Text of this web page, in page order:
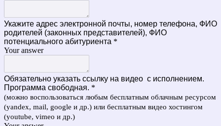
Укажите адрес электронной почты, номер телефона, ФИО
родителей (законных представителей), ФИО
потенциального абитуриента *
Your answer
Обязательно указать ссылку на видео с исполнением.
Программа свободная. *
(можно воспользоваться любым бесплатным облачным ресурсом
(yandex, mail, google и др.) или бесплатным видео хостингом
(youtube, vimeo и др.)